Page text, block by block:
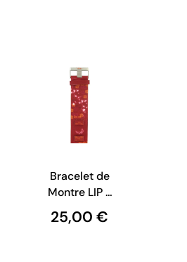
Bracelet de
Montre LIP -
Cuir Rouge à
Motif
25,00 €